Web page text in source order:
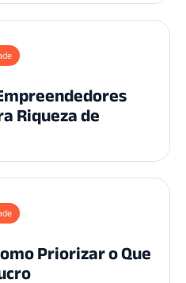
Riqueza de
Priorizar o Que